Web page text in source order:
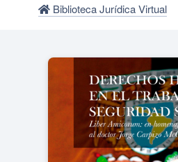
Biblioteca Jurídica Virtual